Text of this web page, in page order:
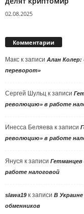
02.08.2025
Комментарии
Макс к записи Алан
переворот»
Сергей Шульц к записи
революцию» в работе
Инесса Беляева к записи
революцию» в работе
Януся к записи
работе налоговой
slawa19 к записи В
обменников